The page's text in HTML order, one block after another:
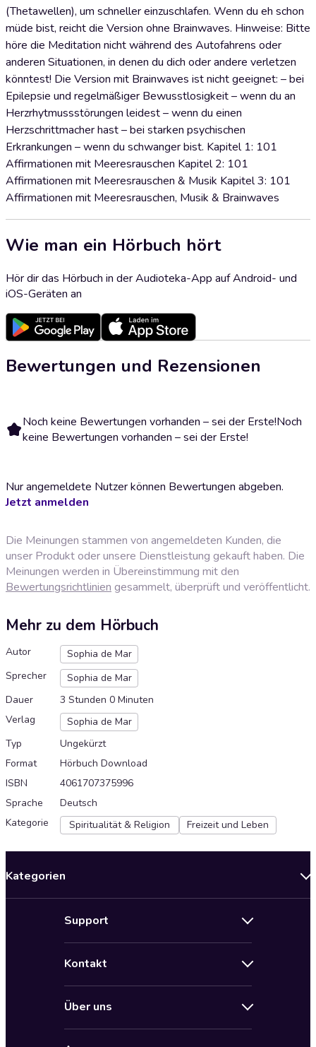
(Thetawellen), um schneller einzuschlafen. Wenn du eh schon
müde bist, reicht die Version ohne Brainwaves. Hinweise: Bitte
höre die Meditation nicht während des Autofahrens oder
anderen Situationen, in denen du dich oder andere verletzen
könntest! Die Version mit Brainwaves ist nicht geeignet: – bei
Epilepsie und regelmäßiger Bewusstlosigkeit – wenn du an
Herzrhytmussstörungen leidest – wenn du einen
Herzschrittmacher hast – bei starken psychischen
Erkrankungen – wenn du schwanger bist. Kapitel 1: 101
Affirmationen mit Meeresrauschen Kapitel 2: 101
Affirmationen mit Meeresrauschen & Musik Kapitel 3: 101
Affirmationen mit Meeresrauschen, Musik & Brainwaves
Wie man ein Hörbuch hört
Hör dir das Hörbuch in der Audioteka-App auf Android- und
iOS-Geräten an
Bewertungen und Rezensionen
Noch keine Bewertungen vorhanden – sei der Erste!Noch
keine Bewertungen vorhanden – sei der Erste!
Nur angemeldete Nutzer können Bewertungen abgeben.
Jetzt anmelden
Die Meinungen stammen von angemeldeten Kunden, die
unser Produkt oder unsere Dienstleistung gekauft haben. Die
Meinungen werden in Übereinstimmung mit den
Bewertungsrichtlinien gesammelt, überprüft und veröffentlicht.
Mehr zu dem Hörbuch
Autor
Sophia de Mar
Sprecher
Sophia de Mar
Dauer
3 Stunden 0 Minuten
Verlag
Sophia de Mar
Typ
Ungekürzt
Format
Hörbuch Download
ISBN
4061707375996
Sprache
Deutsch
Kategorie
Spiritualität & Religion Freizeit und Leben
Kategorien
by Audioteka
Support
AGB für Audioteka Abo
Kontakt
Über uns